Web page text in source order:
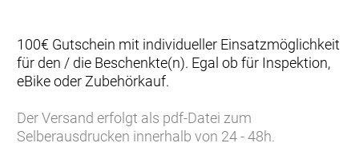
100€ Gutschein mit individueller Einsatzmöglichkeit
für den / die Beschenkte(n). Egal ob für Inspektion,
eBike oder Zubehörkauf.
Der Versand erfolgt als pdf-Datei zum
Selberausdrucken innerhalb von 24 - 48h.